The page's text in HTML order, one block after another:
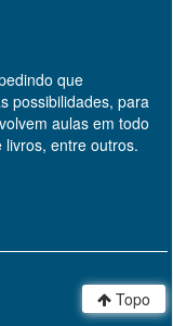
Topo
que
possibilidades, para
aulas em todo
entre outros.